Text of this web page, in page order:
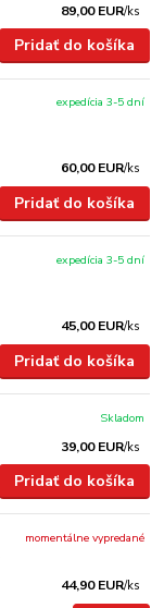
89,00 EUR/ks
Pridať do košíka
60,00 EUR/ks
expedícia 3-5 dní
Pridať do košíka
45,00 EUR/ks
expedícia 3-5 dní
Pridať do košíka
39,00 EUR/ks
Skladom
Pridať do košíka
44,90 EUR/ks
momentálne vypredané